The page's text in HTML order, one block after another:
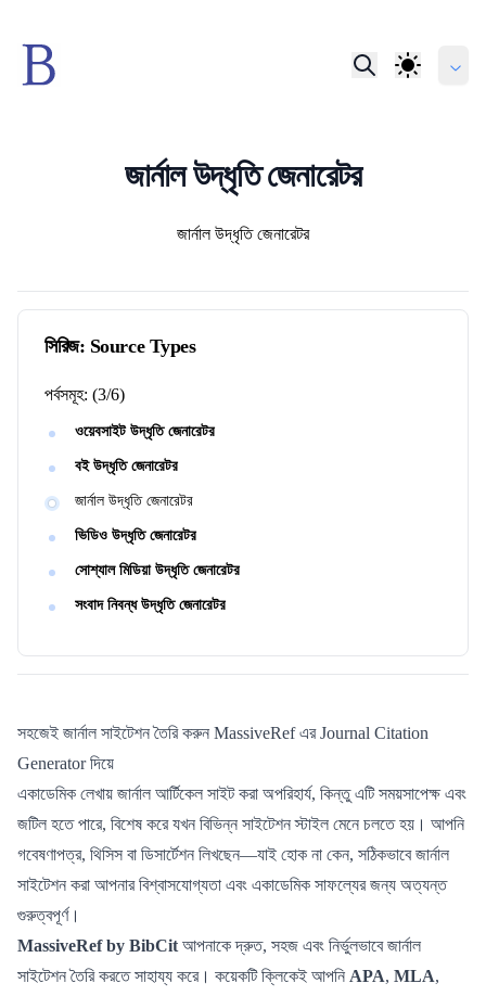
জার্নাল উদ্ধৃতি জেনারেটর
জার্নাল উদ্ধৃতি জেনারেটর
সিরিজ: Source Types
পর্বসমূহ: (3/6)
ওয়েবসাইট উদ্ধৃতি জেনারেটর
বই উদ্ধৃতি জেনারেটর
জার্নাল উদ্ধৃতি জেনারেটর
ভিডিও উদ্ধৃতি জেনারেটর
সোশ্যাল মিডিয়া উদ্ধৃতি জেনারেটর
সংবাদ নিবন্ধ উদ্ধৃতি জেনারেটর
সহজেই জার্নাল সাইটেশন তৈরি করুন MassiveRef এর Journal Citation
Generator দিয়ে
একাডেমিক লেখায় জার্নাল আর্টিকেল সাইট করা অপরিহার্য, কিন্তু এটি সময়সাপেক্ষ এবং
জটিল হতে পারে, বিশেষ করে যখন বিভিন্ন সাইটেশন স্টাইল মেনে চলতে হয়। আপনি
গবেষণাপত্র, থিসিস বা ডিসার্টেশন লিখছেন—যাই হোক না কেন, সঠিকভাবে জার্নাল
সাইটেশন করা আপনার বিশ্বাসযোগ্যতা এবং একাডেমিক সাফল্যের জন্য অত্যন্ত
গুরুত্বপূর্ণ।
MassiveRef by BibCit আপনাকে দ্রুত, সহজ এবং নির্ভুলভাবে জার্নাল
সাইটেশন তৈরি করতে সাহায্য করে। কয়েকটি ক্লিকেই আপনি APA, MLA,